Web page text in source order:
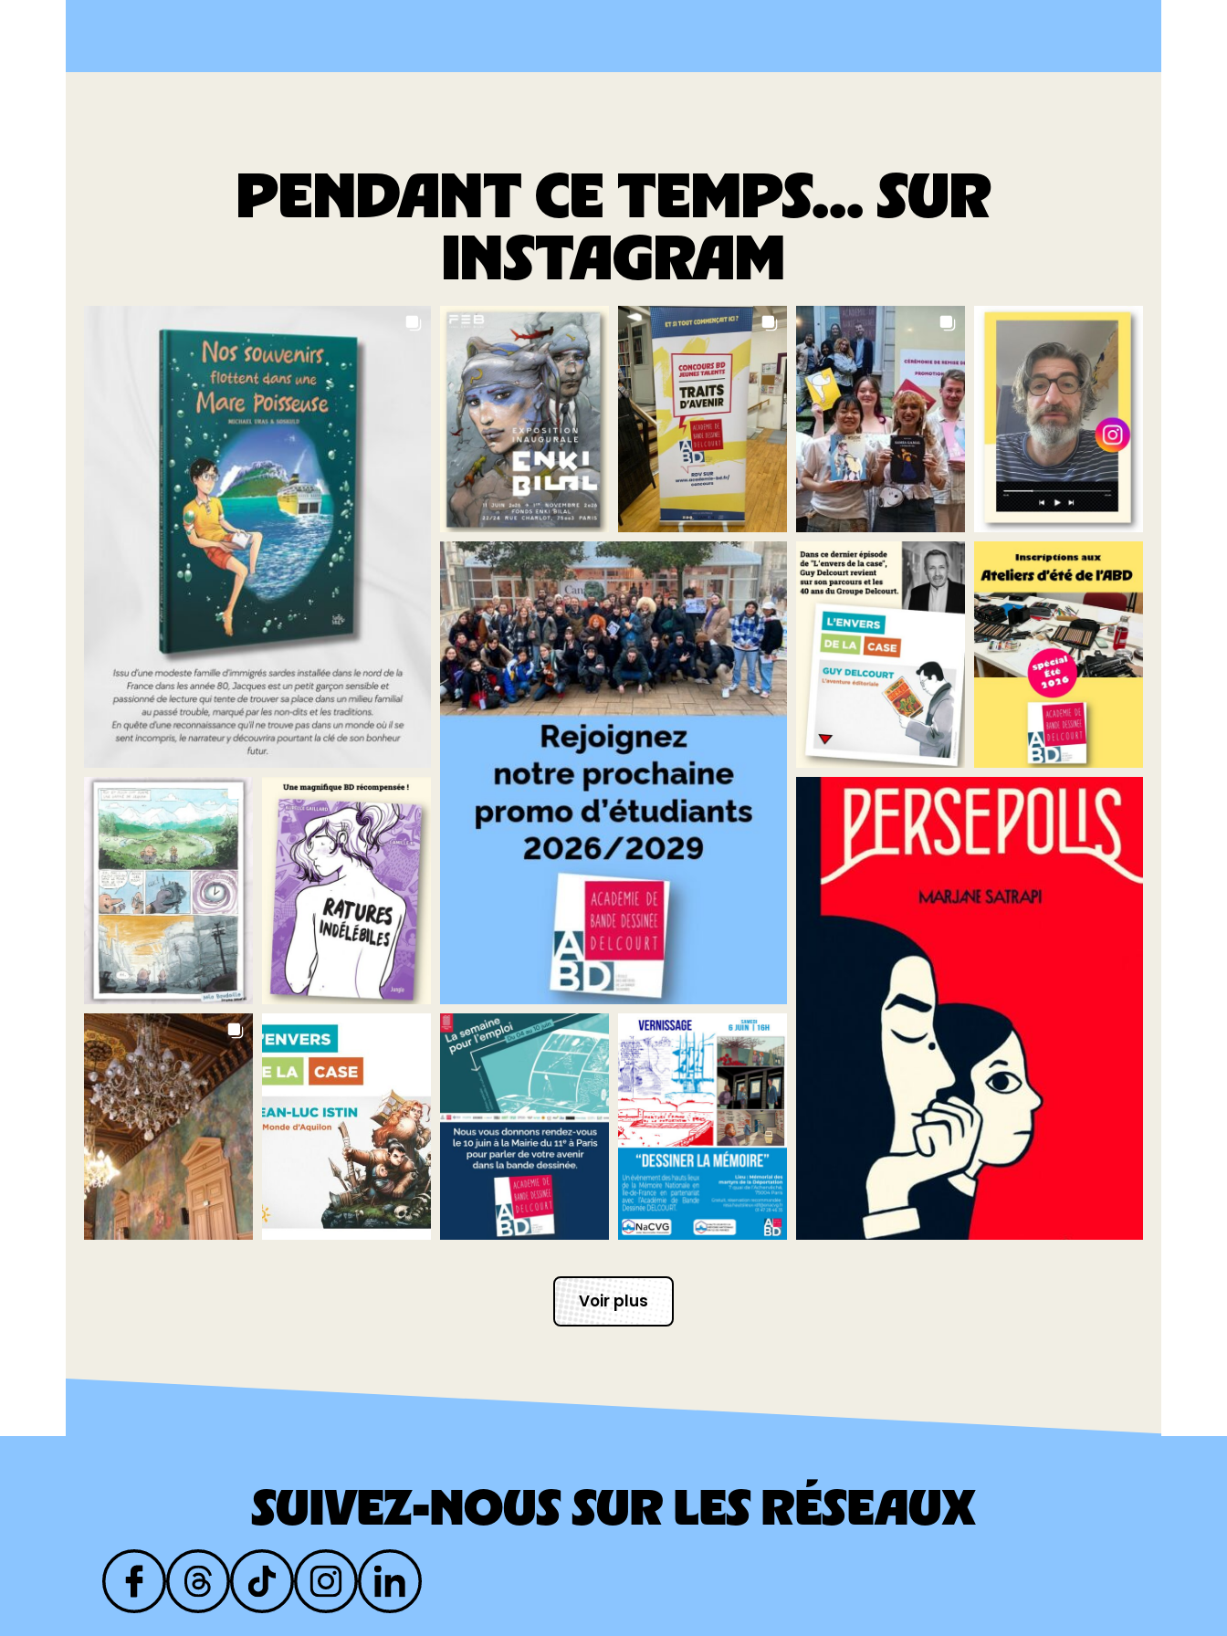
PENDANT CE TEMPS... SUR
INSTAGRAM
Voir plus
SUIVEZ-NOUS SUR LES RÉSEAUX